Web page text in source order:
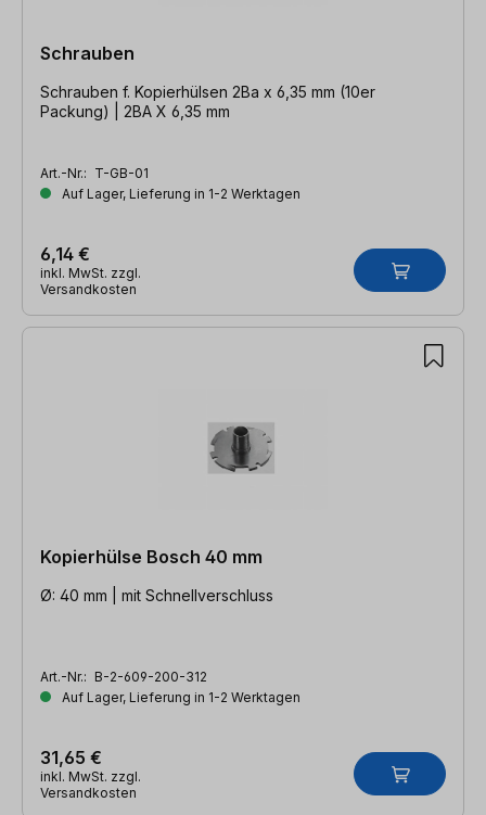
Schrauben
Schrauben f. Kopierhülsen 2Ba x 6,35 mm (10er
Packung) | 2BA X 6,35 mm
Art.-Nr.: T-GB-01
Auf Lager, Lieferung in 1-2 Werktagen
6,14 €
inkl. MwSt. zzgl.
Versandkosten
Kopierhülse Bosch 40 mm
Ø: 40 mm | mit Schnellverschluss
Art.-Nr.: B-2-609-200-312
Auf Lager, Lieferung in 1-2 Werktagen
31,65 €
inkl. MwSt. zzgl.
Versandkosten